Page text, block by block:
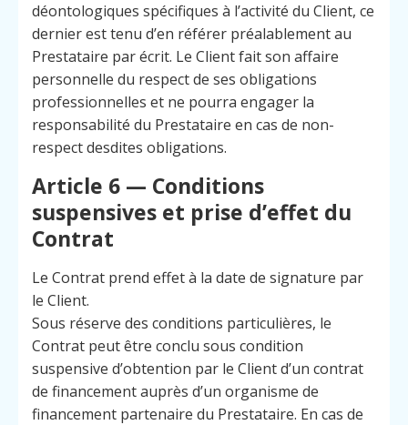
déontologiques spécifiques à l’activité du Client, ce
dernier est tenu d’en référer préalablement au
Prestataire par écrit. Le Client fait son affaire
personnelle du respect de ses obligations
professionnelles et ne pourra engager la
responsabilité du Prestataire en cas de non-
respect desdites obligations.
Article 6 — Conditions
suspensives et prise d’effet du
Contrat
Le Contrat prend effet à la date de signature par
le Client.
Sous réserve des conditions particulières, le
Contrat peut être conclu sous condition
suspensive d’obtention par le Client d’un contrat
de financement auprès d’un organisme de
financement partenaire du Prestataire. En cas de